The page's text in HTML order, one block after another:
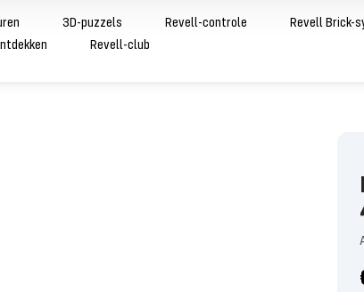
3D-puzzels Revell-controle
Revell Brick-
Revell-club